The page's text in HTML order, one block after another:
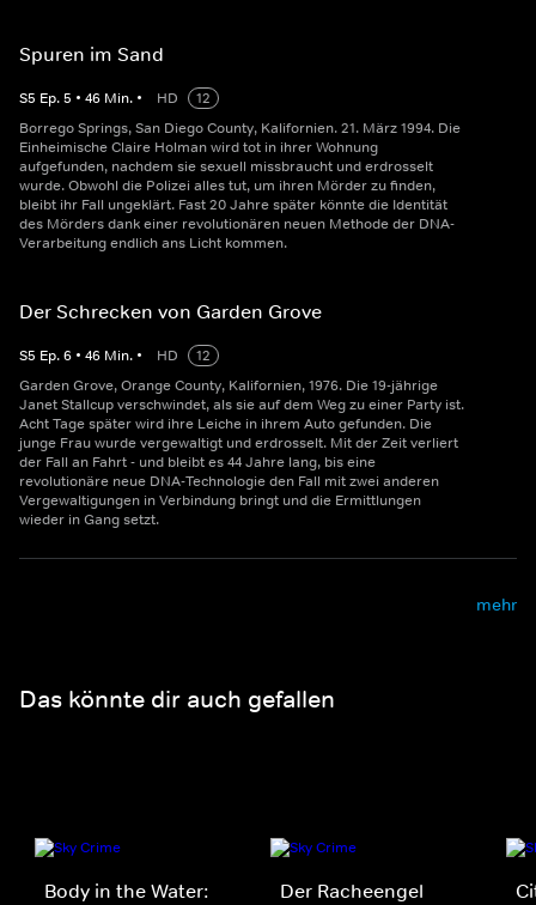
Spuren im Sand
S5 Ep.5 • 46 Min. • HD
12
Borrego Springs, San Diego County, Kalifornien. 21. März 1994. Die
Einheimische Claire Holman wird tot in ihrer Wohnung
aufgefunden, nachdem sie sexuell missbraucht und erdrosselt
wurde. Obwohl die Polizei alles tut, um ihren Mörder zu finden,
bleibt ihr Fall ungeklärt. Fast 20 Jahre später könnte die Identität
des Mörders dank einer revolutionären neuen Methode der DNA-
Verarbeitung endlich ans Licht kommen.
Der Schrecken von Garden Grove
S5 Ep.6 • 46 Min. • HD
12
Garden Grove, Orange County, Kalifornien, 1976. Die 19-jährige
Janet Stallcup verschwindet, als sie auf dem Weg zu einer Party ist.
Acht Tage später wird ihre Leiche in ihrem Auto gefunden. Die
junge Frau wurde vergewaltigt und erdrosselt. Mit der Zeit verliert
der Fall an Fahrt - und bleibt es 44 Jahre lang, bis eine
revolutionäre neue DNA-Technologie den Fall mit zwei anderen
Vergewaltigungen in Verbindung bringt und die Ermittlungen
wieder in Gang setzt.
mehr
Das könnte dir auch gefallen
Body in the Water:
Der Racheengel